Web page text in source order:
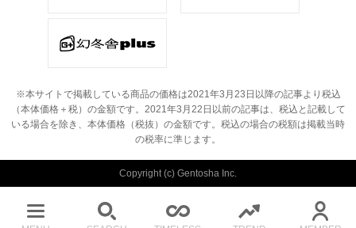
※本サイトで掲載している商品の価格は2021年3月23日以降の記事より税込
（本体価格＋税）の金額です。 2021年3月22日以前の記事は、税込と記載して
いる場合を除き、本体価格（税抜）の金額です。 税込の場合の税額は掲載当時
の税率に準じます。
Copyright (c) Gentosha Inc.